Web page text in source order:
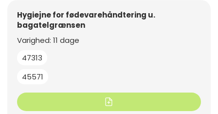
Hygiejne for fødevarehåndtering u.
bagatelgrænsen
47313
45571
Varighed: 11 dage